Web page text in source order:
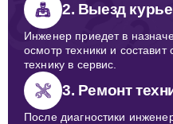
2. Выезд
Инженер приедет в
осмотр техники и составит
технику в сервис.
3. Ремонт
После диагностики